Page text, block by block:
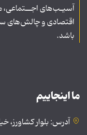
آسیـب‌های
اقتصادی و چالش‌های
باشد.
ما اینجاییم
آدرس: بلوار